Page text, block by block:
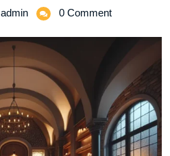
adminOdkryj
relaksu
–
SPA
dla
dwojga
w
sercu
Krakowa
0 Comment